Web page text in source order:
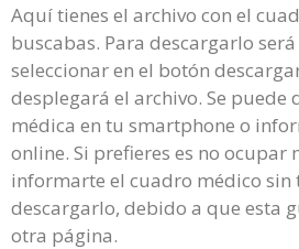
Aquí tienes el archivo con el
buscabas. Para descargarlo
seleccionar en el botón
desplegará el archivo. Se puede
médica en tu smartphone o
online. Si prefieres es no ocupar
informarte el cuadro médico sin
descargarlo, debido a que esta
otra página.